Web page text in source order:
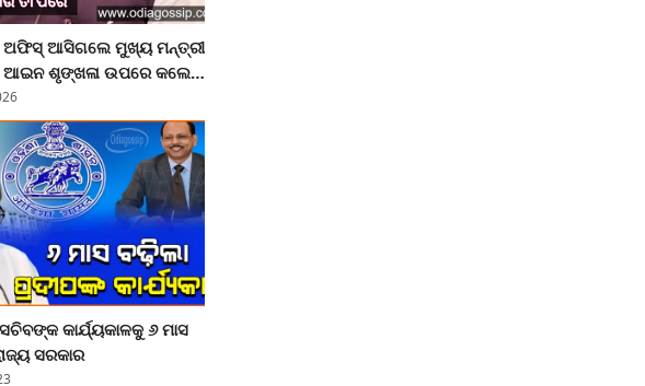
ଅଫିସ୍ ଆସିଗଲେ ମୁଖ୍ୟ ମନ୍ତ୍ରୀ
ଆଇନ ଶୃଙ୍ଖଳା ଉପରେ କଲେ
କାର୍ଯ୍ୟକାଳକୁ ୬ ମାସ
ସରକାର